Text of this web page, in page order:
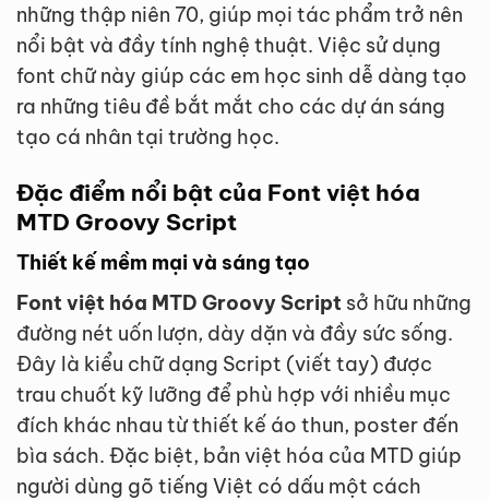
những thập niên 70, giúp mọi tác phẩm trở nên
nổi bật và đầy tính nghệ thuật. Việc sử dụng
font chữ này giúp các em học sinh dễ dàng tạo
ra những tiêu đề bắt mắt cho các dự án sáng
tạo cá nhân tại trường học.
Đặc điểm nổi bật của Font việt hóa
MTD Groovy Script
Thiết kế mềm mại và sáng tạo
Font việt hóa MTD Groovy Script sở hữu những
đường nét uốn lượn, dày dặn và đầy sức sống.
Đây là kiểu chữ dạng Script (viết tay) được
trau chuốt kỹ lưỡng để phù hợp với nhiều mục
đích khác nhau từ thiết kế áo thun, poster đến
bìa sách. Đặc biệt, bản việt hóa của MTD giúp
người dùng gõ tiếng Việt có dấu một cách